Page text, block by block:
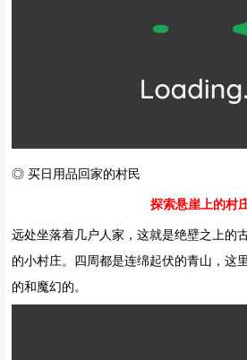
◎ 买日用品回家的村民
探索悬崖上的村
远处坐落着几户人家，这就是绝壁之上的
的小村庄。四周都是连绵起伏的青山，这
的和魔幻的。